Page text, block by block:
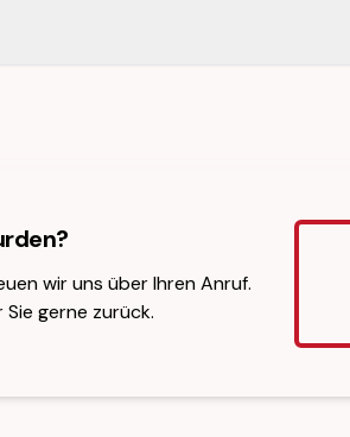
wir uns über Ihren Anruf.
gerne zurück.